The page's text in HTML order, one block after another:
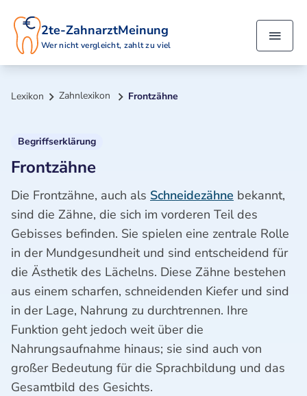
2te-ZahnarztMeinung
Wer nicht vergleicht, zahlt zu viel
Lexikon Zahnlexikon Frontzähne
Begriffserklärung
Frontzähne
Die Frontzähne, auch als Schneidezähne bekannt,
sind die Zähne, die sich im vorderen Teil des
Gebisses befinden. Sie spielen eine zentrale Rolle
in der Mundgesundheit und sind entscheidend für
die Ästhetik des Lächelns. Diese Zähne bestehen
aus einem scharfen, schneidenden Kiefer und sind
in der Lage, Nahrung zu durchtrennen. Ihre
Funktion geht jedoch weit über die
Nahrungsaufnahme hinaus; sie sind auch von
großer Bedeutung für die Sprachbildung und das
Gesamtbild des Gesichts.